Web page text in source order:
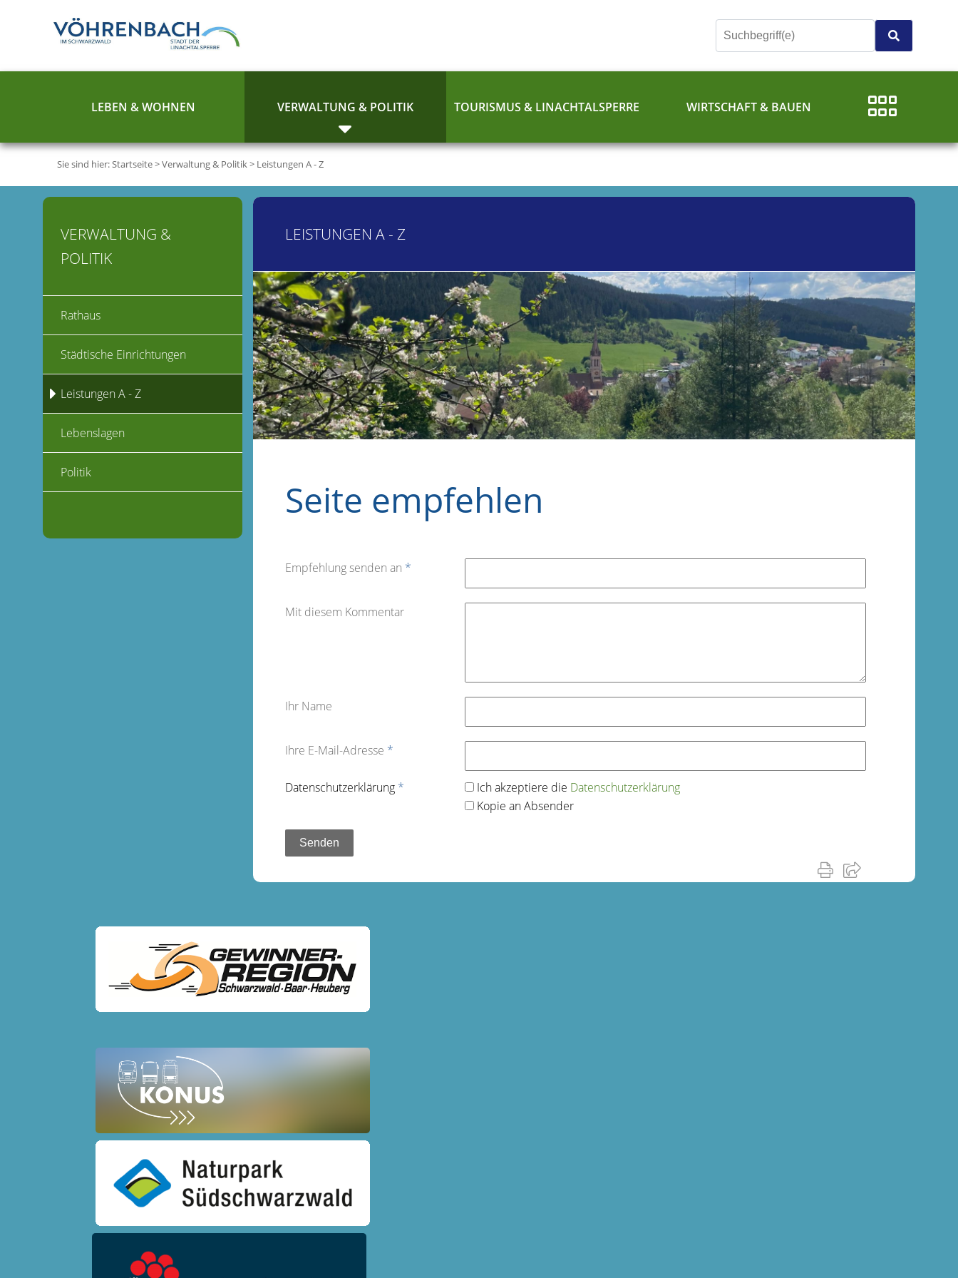
LEBEN & WOHNEN VERWALTUNG & POLITIK TOURISMUS & LINACHTALSPERRE WIRTSCHAFT & BAUEN
Sie sind hier:Startseite>Verwaltung & Politik> Leistungen A - Z
LEISTUNGEN A - Z
Seite empfehlen
Empfehlung senden an *
Mit diesem Kommentar
Ihr Name
Ihre E-Mail-Adresse *
Datenschutz­erklärung * Ich akzeptiere die Datenschutz­erklärung
Kopie an Absender
VERWALTUNG &
POLITIK
Rathaus
Städtische Einrichtungen
Leistungen A - Z
Lebenslagen
Politik